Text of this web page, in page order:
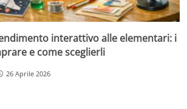
interattivo alle elementari: i
e come sceglierli
26 Aprile 2026